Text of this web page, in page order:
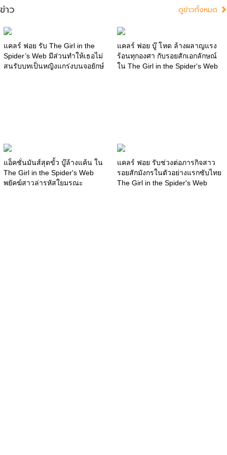
ข่าว ดูข่าวทั้งหมด
แคลร์ ฟอย รับ The Girl in the
Spider’s Web มีส่วนทำให้เธอไม่
สนรับบทเป็นหญิงแกร่งบนจอยักษ์
แคลร์ ฟอย บู๊ โหด ล้างผลาญแรง
ร้อนทุกองศา กับรอยสักเอกลักษณ์
ใน The Girl in the Spider's Web
แอ็คชั่นมันส์สุดขั้ว บู๊ล้างแค้น ใน
The Girl in the Spider's Web
พยัคฆ์สาวล่ารหัสใยมรณะ
แคลร์ ฟอย รับช่วงต่อภารกิจสาว
รอยสักมังกรในตัวอย่างแรกซับไทย
The Girl in the Spider's Web